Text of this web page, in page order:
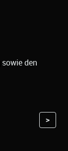
sowie den
>